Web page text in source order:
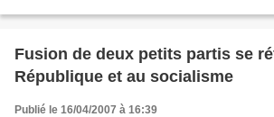
Fusion de deux petits partis se
République et au socialisme
Publié le 16/04/2007 à 16:39